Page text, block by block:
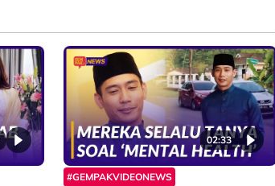
02:33
#GEMPAKVIDEONEWS